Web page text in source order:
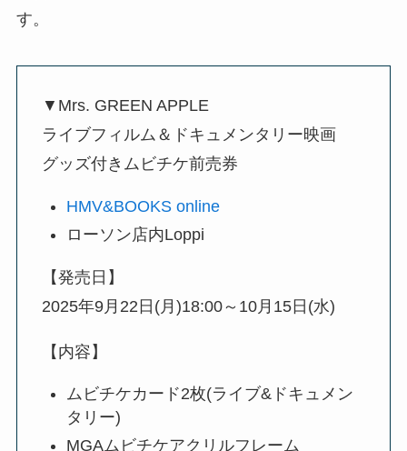
す。
▼Mrs. GREEN APPLE
ライブフィルム＆ドキュメンタリー映画
グッズ付きムビチケ前売券
HMV&BOOKS online
ローソン店内Loppi
【発売日】
2025年9月22日(月)18:00～10月15日(水)
【内容】
ムビチケカード2枚(ライブ&ドキュメン
タリー)
MGAムビチケアクリルフレーム